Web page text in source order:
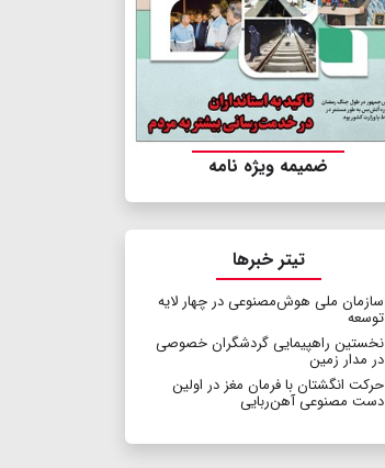
ضمیمه ویژه نامه
تیتر خبرها
سازمان ملی هوش‌مصنوعی در چهار لایه
توسعه
نخستین راهپیمایی گردشگران خصوصی
در مدار زمین
حرکت انگشتان با فرمان مغز در اولین
دست مصنوعی آهن‌ربایی